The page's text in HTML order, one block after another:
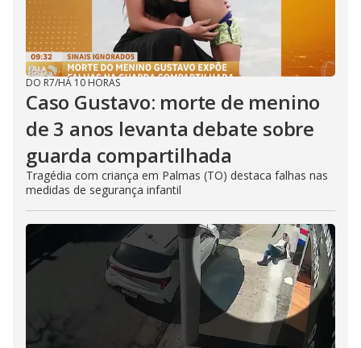
DO R7/HÁ 10 HORAS
Caso Gustavo: morte de menino
de 3 anos levanta debate sobre
guarda compartilhada
Tragédia com criança em Palmas (TO) destaca falhas nas
medidas de segurança infantil